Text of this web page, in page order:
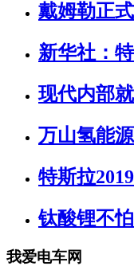
戴姆勒正
新华社：
现代内部
万山氢能
特斯拉
钛酸锂不
我爱电车网